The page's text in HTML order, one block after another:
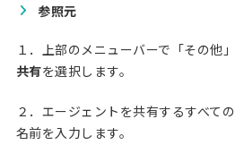
参照元
１．上部のメニューバーで「その他
共有を選択します。
２．エージェントを共有するすべて
名前を入力します。